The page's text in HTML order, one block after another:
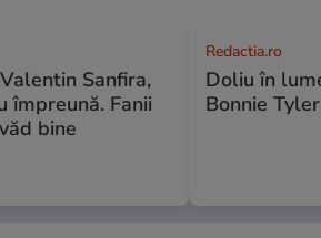
Sanfira,
împreună. Fanii
bine
Redactia.ro
Doliu în
Bonnie Tyler